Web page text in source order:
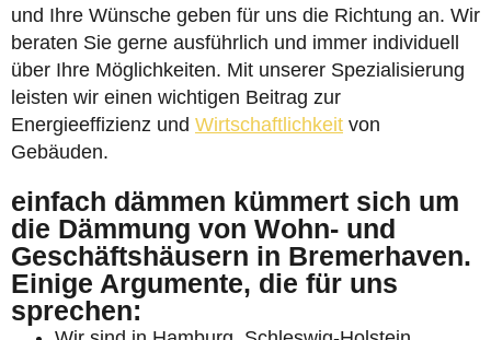
und Ihre Wünsche geben für uns die Richtung an. Wir
beraten Sie gerne ausführlich und immer individuell
über Ihre Möglichkeiten. Mit unserer Spezialisierung
leisten wir einen wichtigen Beitrag zur
Energieeffizienz und Wirtschaftlichkeit von
Gebäuden.
einfach dämmen kümmert sich um
die Dämmung von Wohn- und
Geschäftshäusern in Bremerhaven.
Einige Argumente, die für uns
sprechen: